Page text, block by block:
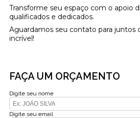
Transforme seu espaço com o apoio
qualificados e dedicados.
Aguardamos seu contato para juntos
incrível!
FAÇA UM ORÇAMENTO
Digite seu nome
Digite seu email